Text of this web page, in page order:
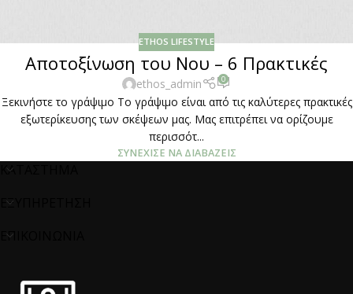
ETHOS LIFESTYLE
Αποτοξίνωση του Νου – 6 Πρακτικές
ethos_admin 0
Ξεκινήστε το γράψιμο Το γράψιμο είναι από τις καλύτερες πρακτικές
εξωτερίκευσης των σκέψεων μας. Μας επιτρέπει να ορίζουμε
περισσότ...
ΣΥΝΈΧΙΣΕ ΝΑ ΔΙΑΒΆΖΕΙΣ
ΚΑΤΑΣΤΗΜΑ
ΕΞΥΠΗΡΕΤΗΣΗ
ΕΠΙΚΟΙΝΩΝΙΑ